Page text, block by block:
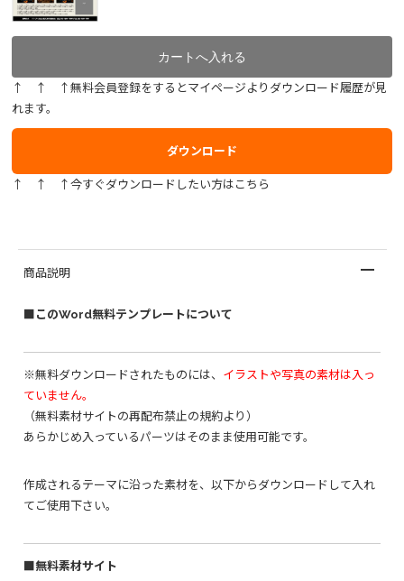
↑ ↑ ↑無料会員登録をするとマイページよりダウンロード履歴が見
れます。
ダウンロード
↑ ↑ ↑今すぐダウンロードしたい方はこちら
商品説明
■このWord無料テンプレートについて
※無料ダウンロードされたものには、 イラストや写真の素材は入っ
ていません。
（無料素材サイトの再配布禁止の規約より）
あらかじめ入っているパーツはそのまま使用可能です。
作成されるテーマに沿った素材を、以下からダウンロードして入れ
てご使用下さい。
■無料素材サイト